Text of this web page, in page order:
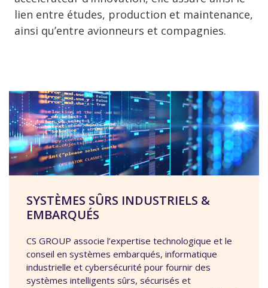
lien entre études, production et maintenance,
ainsi qu’entre avionneurs et compagnies.
SYSTÈMES SÛRS INDUSTRIELS &
EMBARQUÉS
CS GROUP associe l’expertise technologique et le
conseil en systèmes embarqués, informatique
industrielle et cybersécurité pour fournir des
systèmes intelligents sûrs, sécurisés et